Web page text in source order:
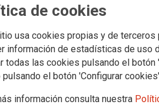
de cookies
usa cookies propias y de terceros
información de estadísticas de uso
todas las cookies pulsando el botón
pulsando el botón 'Configurar cookies'
información consulta nuestra